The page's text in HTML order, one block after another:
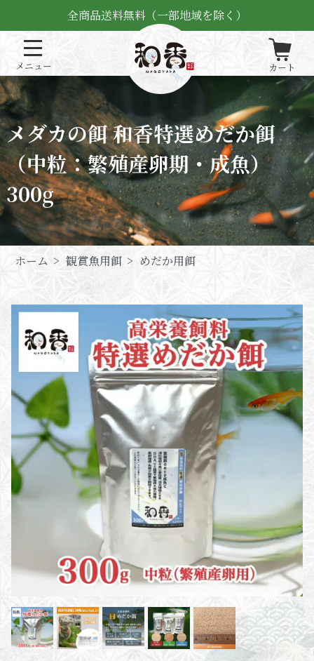
全商品送料無料（一部地域を除く）
メダカの餌 和香特選めだか餌
（中粒：繁殖産卵期・成魚）
300g
ホーム > 観賞魚用餌 > めだか用餌